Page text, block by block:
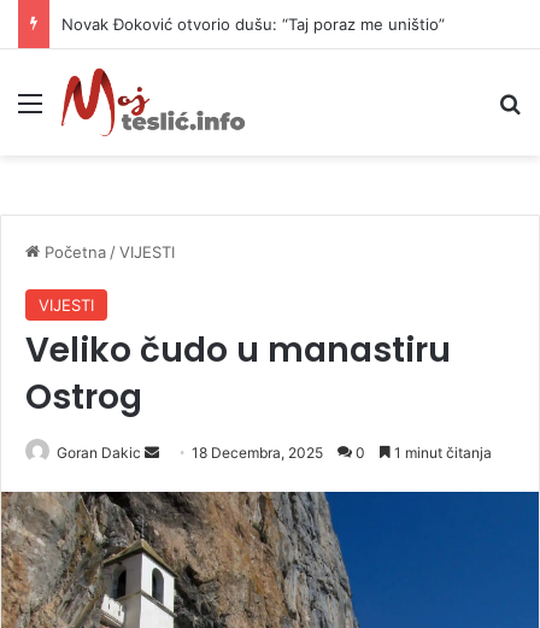
Novak Đoković otvorio dušu: “Taj poraz me uništio”
Meni
Početna /VIJESTI
VIJESTI
Veliko čudo u manastiru
Ostrog
Goran Dakic
n
d
a
n
18 Decembra, 2025 0 1 minut čitanja